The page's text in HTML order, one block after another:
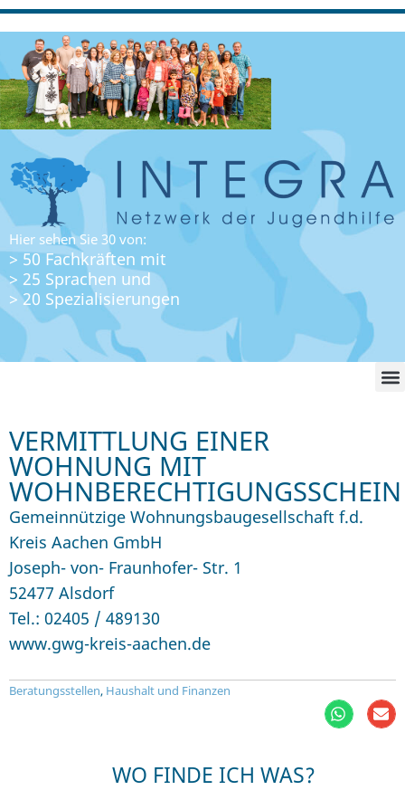
Hier sehen Sie 30 von:
> 50 Fachkräften mit
> 25 Sprachen und
> 20 Spezialisierungen
VERMITTLUNG EINER
WOHNUNG MIT
WOHNBERECHTIGUNGSSCHEIN
Gemeinnützige Wohnungsbaugesellschaft f.d.
Kreis Aachen GmbH
Joseph- von- Fraunhofer- Str. 1
52477 Alsdorf
Tel.: 02405 / 489130
www.gwg-kreis-aachen.de
Beratungsstellen, Haushalt und Finanzen
WO FINDE ICH WAS?